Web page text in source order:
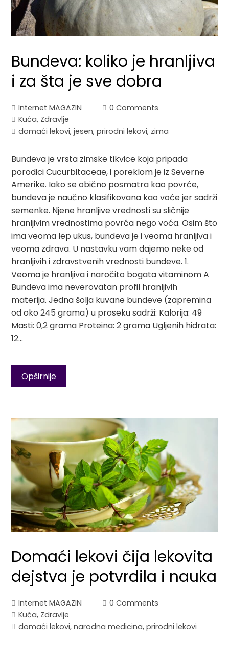
Bundeva: koliko je hranljiva
i za šta je sve dobra
Internet MAGAZIN
0 Comments
Kuća, Zdravlje
domaći lekovi,jesen,prirodni lekovi, zima
Bundeva je vrsta zimske tikvice koja pripada
porodici Cucurbitaceae, i poreklom je iz Severne
Amerike. Iako se obično posmatra kao povrće,
bundeva je naučno klasifikovana kao voće jer sadrži
semenke. Njene hranljive vrednosti su sličnije
hranljivim vrednostima povrća nego voća. Osim što
ima veoma lep ukus, bundeva je i veoma hranljiva i
veoma zdrava. U nastavku vam dajemo neke od
hranljivih i zdravstvenih vrednosti bundeve. 1.
Veoma je hranljiva i naročito bogata vitaminom A
Bundeva ima neverovatan profil hranljivih
materija. Jedna šolja kuvane bundeve (zapremina
od oko 245 grama) u proseku sadrži: Kalorija: 49
Masti: 0,2 grama Proteina: 2 grama Ugljenih hidrata:
12…
Opširnije
Domaći lekovi čija lekovita
dejstva je potvrdila i nauka
Internet MAGAZIN
0 Comments
Kuća, Zdravlje
domaći lekovi,narodna medicina,prirodni lekovi